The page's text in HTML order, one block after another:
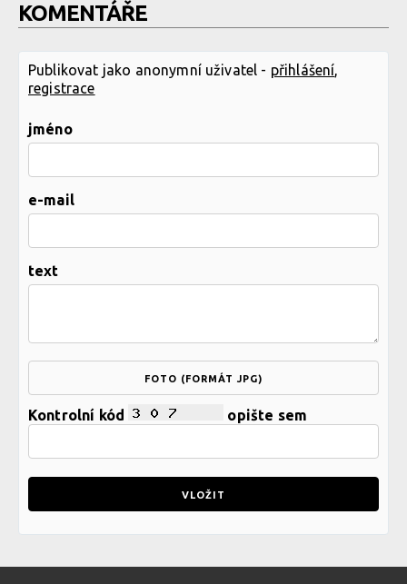
KOMENTÁŘE
Publikovat jako anonymní uživatel - přihlášení,
registrace
jméno
e-mail
text
FOTO (FORMÁT JPG)
Kontrolní kód opište sem